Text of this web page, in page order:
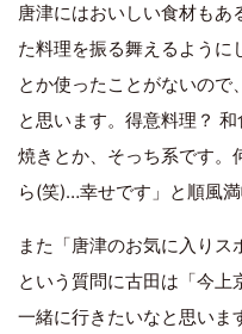
唐津にはおいしい食材もあ
た料理を振る舞えるように
とか使ったことがないので
と思います。得意料理？
焼きとか、そっち系です
ら(笑)…幸せです」と順風満
また「唐津のお気に入りス
という質問に古田は「今上
一緒に行きたいなと思いま